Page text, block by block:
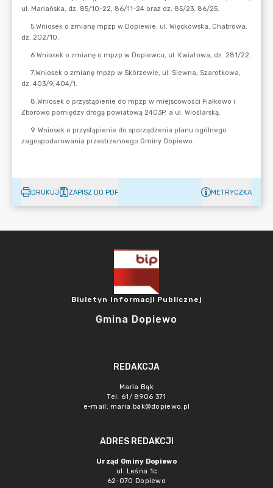
DRUKUJ ZAPISZ DO PDF METRYCZKA
Biuletyn Informacji Publicznej
Gmina Dopiewo
REDAKCJA
Maria Bąk
Tel. 61/ 8906 371
e-mail: maria.bak@dopiewo.pl
ADRES REDAKCJI
Urząd Gminy Dopiewo
ul. Leśna 1c
62-070 Dopiewo